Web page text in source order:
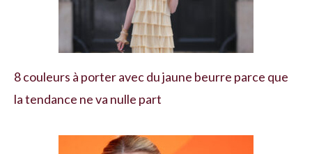
8 couleurs à porter avec du jaune beurre parce que
la tendance ne va nulle part